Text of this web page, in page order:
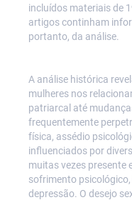
incluídos materiais de
artigos continham
portanto, da análise.
A análise histórica
mulheres nos
patriarcal até
frequentemente
física, assédio
influenciados por
muitas vezes presente
sofrimento psicológico,
depressão. O desejo